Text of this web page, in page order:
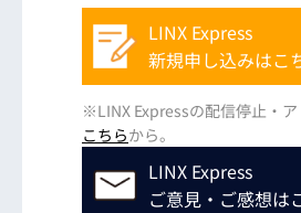
LINX Express
新規申し込みはこ
※LINX Expressの配信停止・
こちらから。
LINX Express
ご意見・ご感想は